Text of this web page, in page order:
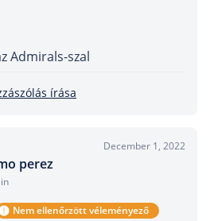
Admirals-szal
írása
December 1, 2022
perez
Nem ellenőrzött véleményező